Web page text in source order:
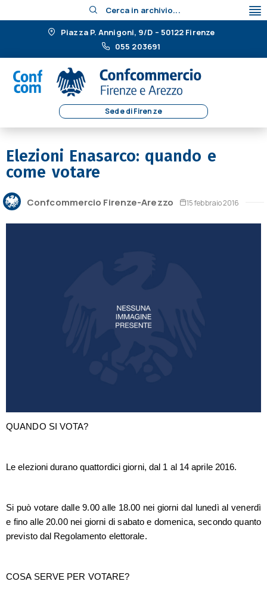
Cerca in archivio...
Piazza P. Annigoni, 9/D – 50122 Firenze
055 203691
Sede di Firenze
Elezioni Enasarco: quando e
come votare
Confcommercio Firenze-Arezzo 15 febbraio 2016
QUANDO SI VOTA?
Le elezioni durano quattordici giorni, dal 1 al 14 aprile 2016.
Si può votare dalle 9.00 alle 18.00 nei giorni dal lunedì al venerdì
e fino alle 20.00 nei giorni di sabato e domenica, secondo quanto
previsto dal Regolamento elettorale.
COSA SERVE PER VOTARE?